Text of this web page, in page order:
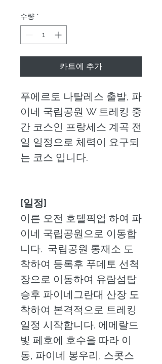
수량 *
카트에 추가
푸에르토 나탈레스 출발, 파
이네 국립공원 W 트레킹 중
간 코스인 프랑세스 계곡 전
일 일정으로 체력이 요구되
는 코스 입니다.
[일정]
이른 오전 호텔픽업 하여 파
이네 국립공원으로 이동합
니다.  국립공원 통재소 도
착하여 등록후 푸데토 선척
장으로 이동하여 유람섬탑
승후 파이네그란대 산장 도
착하여 본격적으로 트레킹
일정 시작합니다. 에메랄드
빛 페호에 호수을 따라 이
동, 파이네 봉우리, 스콧스